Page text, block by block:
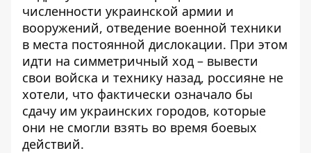
численности украинской армии и
вооружений, отведение военной техники
в места постоянной дислокации. При этом
идти на симметричный ход – вывести
свои войска и технику назад, россияне не
хотели, что фактически означало бы
сдачу им украинских городов, которые
они не смогли взять во время боевых
действий.